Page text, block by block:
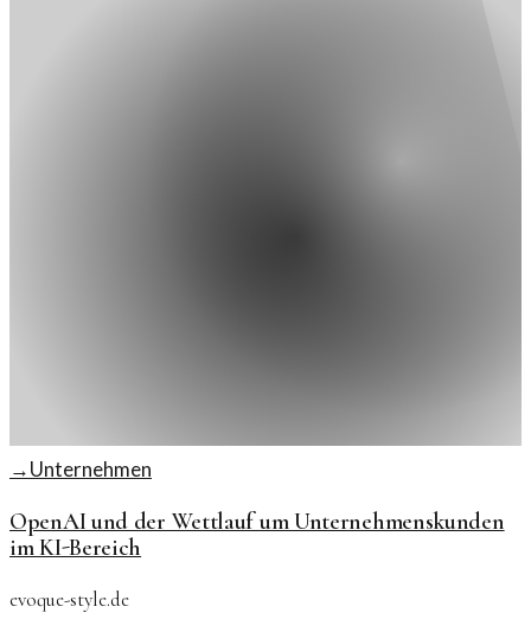
→Unternehmen
OpenAI und der Wettlauf um Unternehmenskunden
im KI-Bereich
evoque-style.de